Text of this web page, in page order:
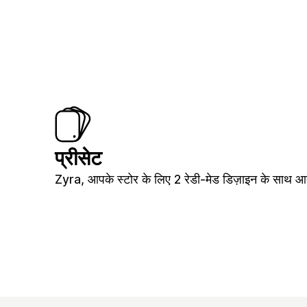
प्रीसेट
Zyra, आपके स्टोर के लिए 2 रेडी-मेड डिज़ाइन के साथ